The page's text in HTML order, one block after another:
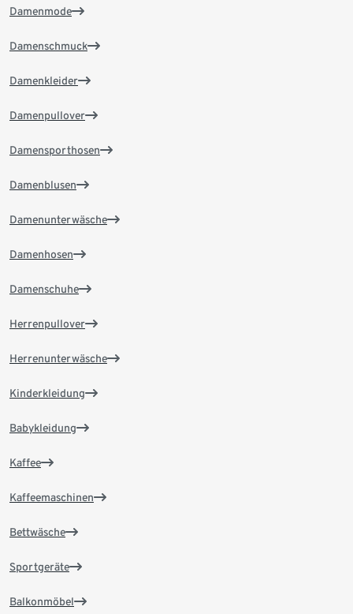
Damenmode
Damenschmuck
Damenkleider
Damenpullover
Damensporthosen
Damenblusen
Damenunterwäsche
Damenhosen
Damenschuhe
Herrenpullover
Herrenunterwäsche
Kinderkleidung
Babykleidung
Kaffee
Kaffeemaschinen
Bettwäsche
Sportgeräte
Balkonmöbel